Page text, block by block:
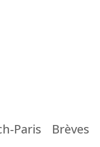
Paris Brèves